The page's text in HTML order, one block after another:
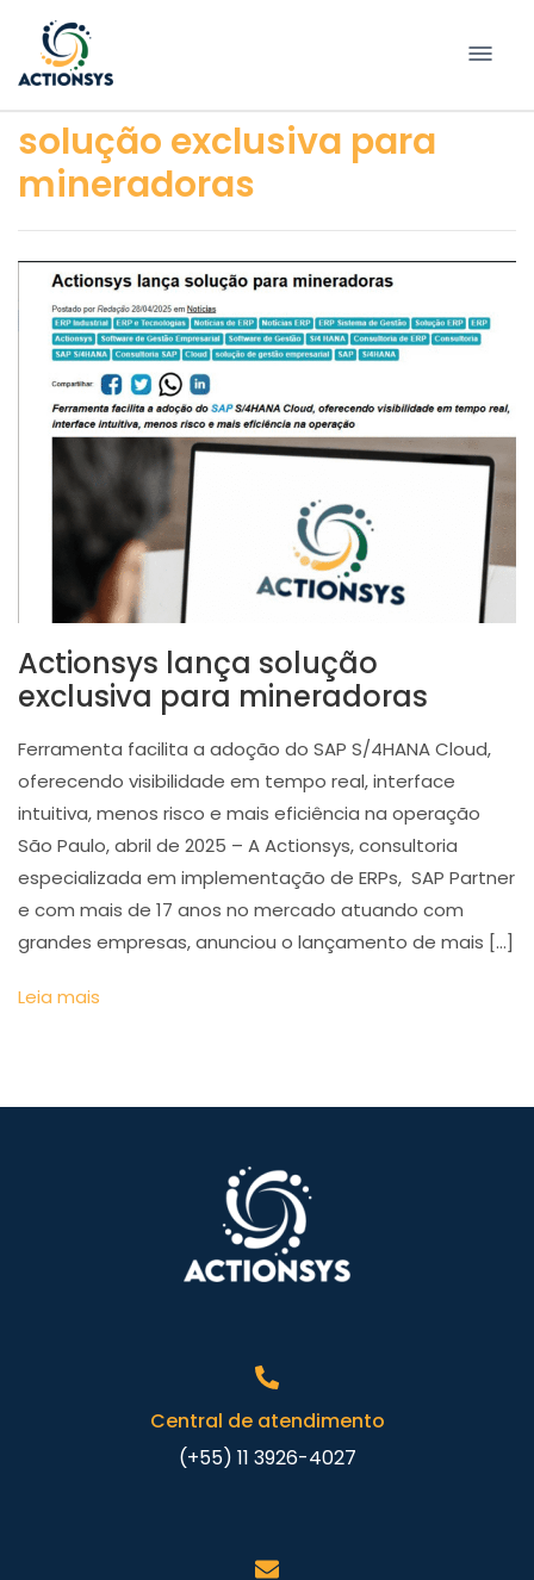
conteúdo
solução exclusiva para
mineradoras
Actionsys lança solução
exclusiva para mineradoras
Ferramenta facilita a adoção do SAP S/4HANA Cloud,
oferecendo visibilidade em tempo real, interface
intuitiva, menos risco e mais eficiência na operação
São Paulo, abril de 2025 – A Actionsys, consultoria
especializada em implementação de ERPs, SAP Partner
e com mais de 17 anos no mercado atuando com
grandes empresas, anunciou o lançamento de mais […]
Leia mais
Central de atendimento
(+55) 11 3926-4027